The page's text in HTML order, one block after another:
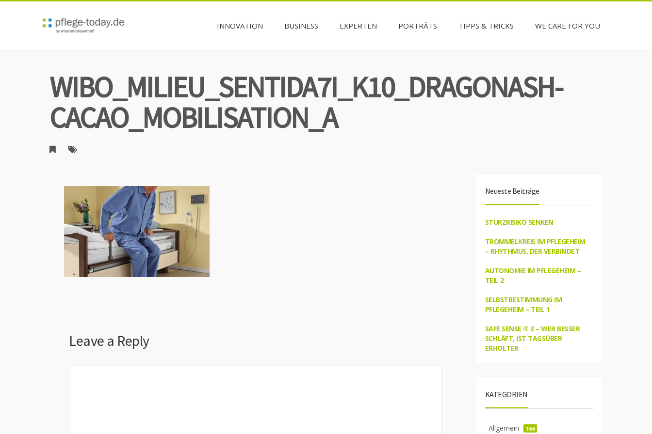
INNOVATION BUSINESS EXPERTEN PORTRÄTS TIPPS & TRICKS WE CARE FOR YOU
WIBO_MILIEU_SENTIDA7I_K10_DRAGONASH-
CACAO_MOBILISATION_A
Leave a Reply
Neueste Beiträge
STURZRISIKO SENKEN
TROMMELKREIS IM PFLEGEHEIM
– RHYTHMUS, DER VERBINDET
AUTONOMIE IM PFLEGEHEIM –
TEIL 2
SELBSTBESTIMMUNG IM
PFLEGEHEIM – TEIL 1
SAFE SENSE ® 3 – WER BESSER
SCHLÄFT, IST TAGSÜBER
ERHOLTER
KATEGORIEN
Allgemein 164